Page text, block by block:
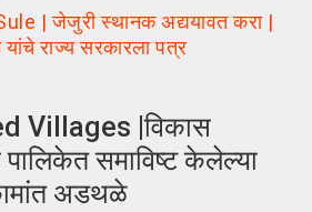
| जेजुरी स्थानक अद्ययावत करा |
राज्य सरकारला पत्र
Villages |विकास
समाविष्ट केलेल्या
अडथळे